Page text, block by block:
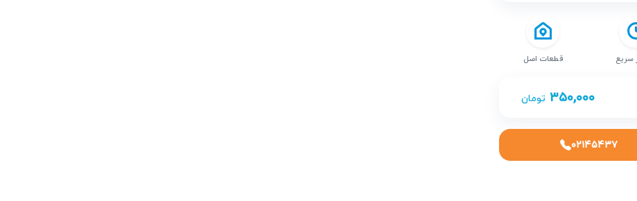
سریع قطعات اصل
۳۵۰,۰۰۰ تومان
۰۲۱۴۵۴۳۷